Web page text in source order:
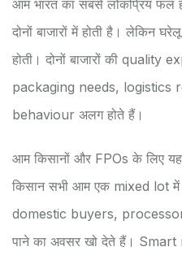
आम भारत का सबसे लोकप्रिय फल
दोनों बाजारों में होती है। लेकिन
होती। दोनों बाजारों की
packaging needs, logistics
behaviour अलग होते हैं।
आम किसानों और FPOs के लिए
किसान सभी आम एक mixed lot
domestic buyers,
पाने का अवसर खो देते हैं।